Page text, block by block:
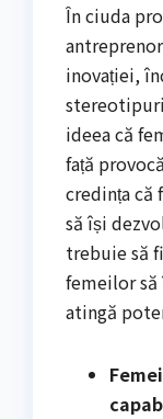
În ciuda
inovației,
ideea că
față
credința că
să își
trebuie să
femeilor să
atingă